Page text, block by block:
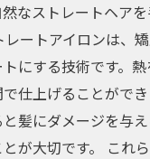
なストレートヘア
レートアイロンは、
にする技術です。
仕上げることができ
髪にダメージを与
が大切です。 これ